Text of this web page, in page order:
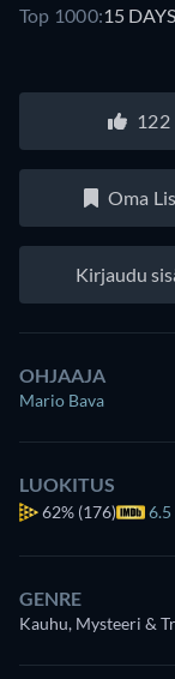
Top 1000:15 DAYS
122
Oma
Kirjaudu
OHJAAJA
Mario Bava
LUOKITUS
62% (176) 6.5
GENRE
Kauhu, Mysteeri &